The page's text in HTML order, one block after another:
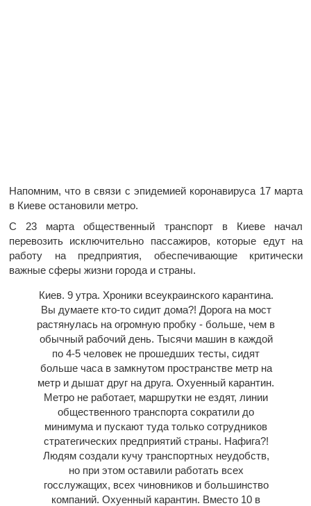
Напомним, что в связи с эпидемией коронавируса 17 марта
в Киеве остановили метро.
С 23 марта общественный транспорт в Киеве начал
перевозить исключительно пассажиров, которые едут на
работу на предприятия, обеспечивающие критически
важные сферы жизни города и страны.
Киев. 9 утра. Хроники всеукраинского карантина.
Вы думаете кто-то сидит дома?! Дорога на мост
растянулась на огромную пробку - больше, чем в
обычный рабочий день. Тысячи машин в каждой
по 4-5 человек не прошедших тесты, сидят
больше часа в замкнутом пространстве метр на
метр и дышат друг на друга. Охуенный карантин.
Метро не работает, маршрутки не ездят, линии
общественного транспорта сократили до
минимума и пускают туда только сотрудников
стратегических предприятий страны. Нафига?!
Людям создали кучу транспортных неудобств,
но при этом оставили работать всех
госслужащих, всех чиновников и большинство
компаний. Охуенный карантин. Вместо 10 в